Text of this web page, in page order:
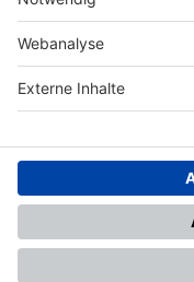
Nutzungsbedingungen